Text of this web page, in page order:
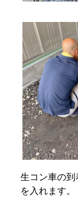
生コン車の到
を入れます。